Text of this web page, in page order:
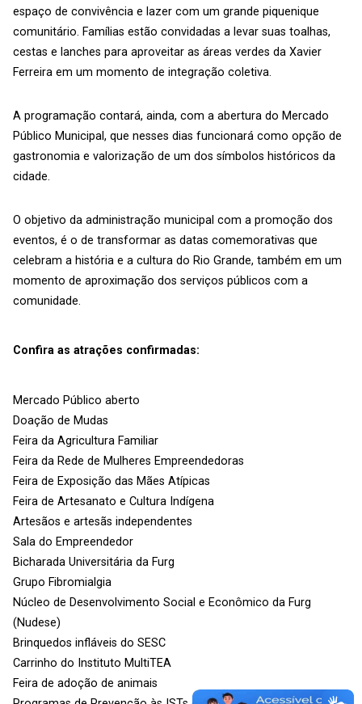
espaço de convivência e lazer com um grande piquenique
comunitário. Famílias estão convidadas a levar suas toalhas,
cestas e lanches para aproveitar as áreas verdes da Xavier
Ferreira em um momento de integração coletiva.
A programação contará, ainda, com a abertura do Mercado
Público Municipal, que nesses dias funcionará como opção de
gastronomia e valorização de um dos símbolos históricos da
cidade.
O objetivo da administração municipal com a promoção dos
eventos, é o de transformar as datas comemorativas que
celebram a história e a cultura do Rio Grande, também em um
momento de aproximação dos serviços públicos com a
comunidade.
Confira as atrações confirmadas:
Mercado Público aberto
Doação de Mudas
Feira da Agricultura Familiar
Feira da Rede de Mulheres Empreendedoras
Feira de Exposição das Mães Atípicas
Feira de Artesanato e Cultura Indígena
Artesãos e artesãs independentes
Sala do Empreendedor
Bicharada Universitária da Furg
Grupo Fibromialgia
Núcleo de Desenvolvimento Social e Econômico da Furg
(Nudese)
Brinquedos infláveis do SESC
Carrinho do Instituto MultiTEA
Feira de adoção de animais